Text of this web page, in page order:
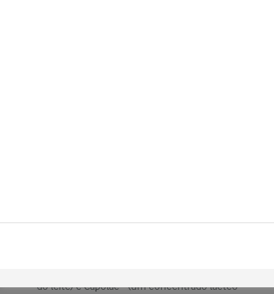
do leite) e Capolac
(um concentrado lácteo